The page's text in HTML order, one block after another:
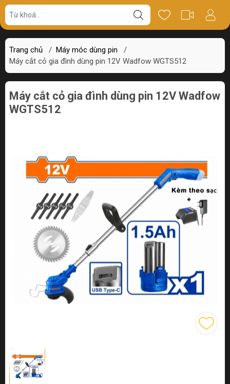
Trang chủ / Máy móc dùng pin
/
Máy cắt cỏ gia đình dùng pin 12V Wadfow WGTS512
Giá bán Thông số Review
Máy cắt cỏ gia đình dùng pin 12V Wadfow
WGTS512